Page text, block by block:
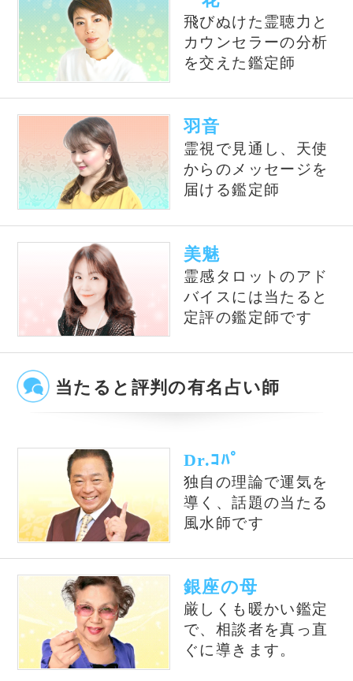
占いの泉では、TVで話題の有名占い師、流行
ピックアップして紹介しております。単純なプ
ロフィール紹介だけではなく、有名占い師や電
話占い師の占いを記事形式で無料公開しており
ます。
公式SNS
@izumiuranai
占いの泉トップへ
占いの泉TOP サイトマップ お問い合わせ
運営会社
©株式会社コンコース